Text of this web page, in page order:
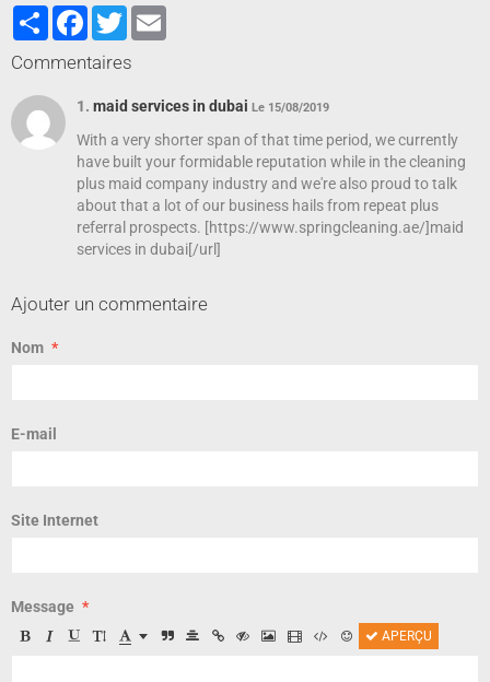
PartagerFacebook
Twitter
Commentaires
1. maid services in dubai Le 15/08/2019
With a very shorter span of that time period, we currently
have built your formidable reputation while in the cleaning
plus maid company industry and we're also proud to talk
about that a lot of our business hails from repeat plus
referral prospects. [https://www.springcleaning.ae/]maid
services in dubai[/url]
Ajouter un commentaire
Nom
E-mail
Site Internet
Message
APERÇU